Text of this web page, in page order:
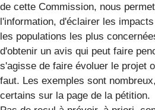
de cette Commission, nous
l'information, d'éclairer les
les populations les plus
d'obtenir un avis qui peut faire
s'agisse de faire évoluer le projet
faut. Les exemples sont
certains sur la page de la pétition.